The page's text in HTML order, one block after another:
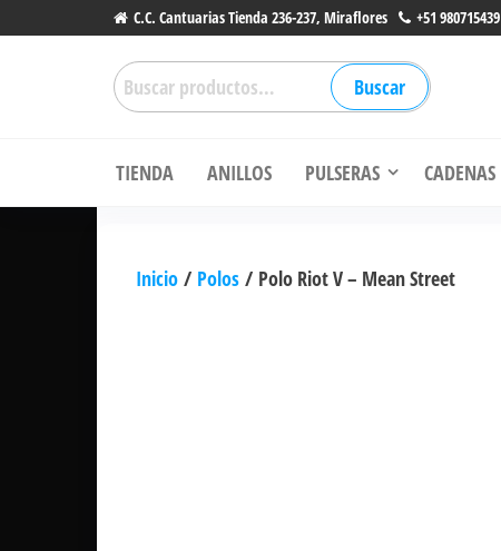
C.C. Cantuarias Tienda 236-237, Miraflores +51 980715439
Buscar
por:
Buscar
TIENDA ANILLOS PULSERAS CADENAS
Inicio / Polos / Polo Riot V – Mean Street